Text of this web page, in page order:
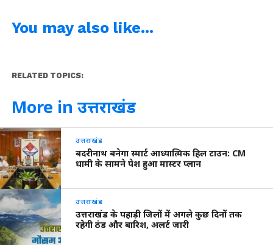
You may also like...
RELATED TOPICS:
More in उत्तराखंड
उत्तराखंड
बदरीनाथ बनेगा स्मार्ट आध्यात्मिक हिल टाउन: CM
धामी के सामने पेश हुआ मास्टर प्लान
उत्तराखंड
उत्तराखंड के पहाड़ी जिलों में अगले कुछ दिनों तक
रहेगी ठंड और बारिश, अलर्ट जारी